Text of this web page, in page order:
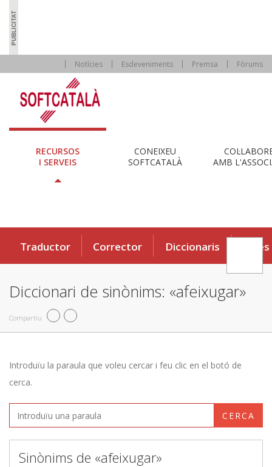
Notícies Esdeveniments Premsa Fòrums
RECURSOS
I SERVEIS
CONEIXEU
SOFTCATALÀ
AMB
Traductor Corrector Diccionaris Eines
Diccionari de sinònims: «afeixugar»
Compartiu
Introduïu la paraula que voleu cercar i feu clic en el botó de
cerca.
CERCA
Sinònims de «afeixugar»